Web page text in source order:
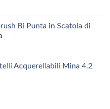
Bi Punta in Scatola di
Acquerellabili Mina 4.2